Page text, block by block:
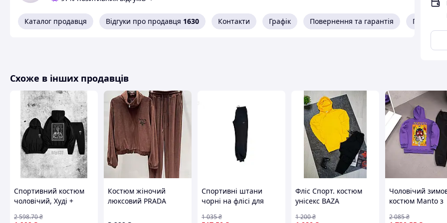
Каталог продавця Відгуки про продавця 1630 Контакти Графік Повернення та гарантія Про
Схоже в інших продавців
Спортивний костюм
чоловічий, Худі +
h1p137
2 598.70₴
Костюм жіночий
люксовий PRADA
Спортивні штани
чорні на флісі для
манжетами для
1 035₴
Фліс Спорт. костюм
унісекс BAZA
1 200₴
Чоловічий
костюм Manto з
штанами принт
2 085₴